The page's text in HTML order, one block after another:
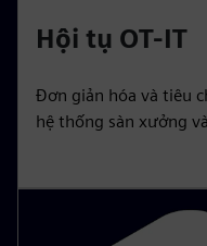
Hội tụ OT-IT
Đơn giản hóa và tiêu
hệ thống sàn xưởng